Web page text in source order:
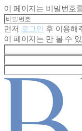
이 페이지는 비밀번호
먼저 로그인 후 이용해
이 페이지는 만 볼 수